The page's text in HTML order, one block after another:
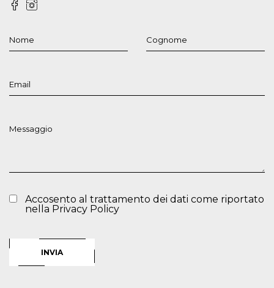
Accosento al trattamento dei dati come riportato
nella Privacy Policy